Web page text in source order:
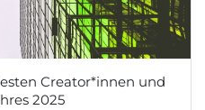
Creator*innen und
2025